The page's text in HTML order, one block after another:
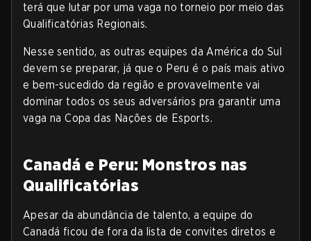
terá que lutar por uma vaga no torneio por meio das
Qualificatórias Regionais.
Nesse sentido, as outras equipes da América do Sul
devem se preparar, já que o Peru é o país mais ativo
e bem-sucedido da região e provavelmente vai
dominar todos os seus adversários pra garantir uma
vaga na Copa das Nações de Esports.
Canadá e Peru: Monstros nas
Qualificatórias
Apesar da abundância de talento, a equipe do
Canadá ficou de fora da lista de convites diretos e